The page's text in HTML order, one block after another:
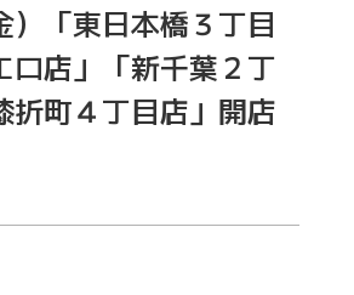
）「東日本橋３丁目
ロ店」「新千葉２丁
折町４丁目店」開店